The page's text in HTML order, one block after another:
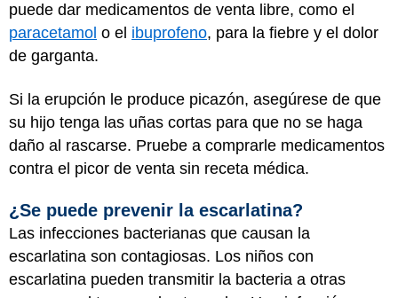
puede dar medicamentos de venta libre, como el
paracetamol o el ibuprofeno, para la fiebre y el dolor
de garganta.
Si la erupción le produce picazón, asegúrese de que
su hijo tenga las uñas cortas para que no se haga
daño al rascarse. Pruebe a comprarle medicamentos
contra el picor de venta sin receta médica.
¿Se puede prevenir la escarlatina?
Las infecciones bacterianas que causan la
escarlatina son contagiosas. Los niños con
escarlatina pueden transmitir la bacteria a otras